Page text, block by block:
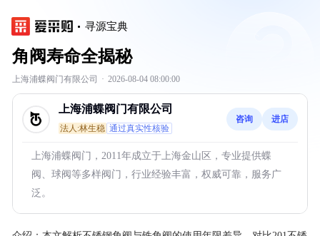
寻源宝典
角阀寿命全揭秘
上海浦蝶阀门有限公司 · 2026-08-04 08:00:00
上海浦蝶阀门有限公司
法人:林生稳 通过真实性核验
咨询 进店
上海浦蝶阀门，2011年成立于上海金山区，专业提供蝶
阀、球阀等多样阀门，行业经验丰富，权威可靠，服务广
泛。